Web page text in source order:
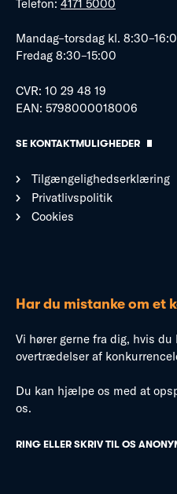
Telefon: 4171 5000
Mandag–torsdag kl.
Fredag 8:30–15:00
CVR: 10 29 48 19
EAN: 5798000018006
SE KONTAKTMULIGHEDER
Tilgængelighedserklæring
Privatlivspolitik
Cookies
Har du mistanke om et
Vi hører gerne fra dig, hvis
overtrædelser af
Du kan hjælpe os med at
os.
RING ELLER SKRIV TIL OS